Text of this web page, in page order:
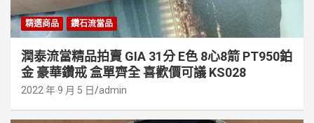
精選商品 鑽石流當品
潤泰流當精品拍賣 GIA 31分 E色 8心8箭 PT950鉑
金 豪華鑽戒 盒單齊全 喜歡價可議 KS028
2022 年 9 月 5 日 admin